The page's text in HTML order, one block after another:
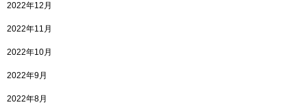
2022年12月
2022年11月
2022年10月
2022年9月
2022年8月